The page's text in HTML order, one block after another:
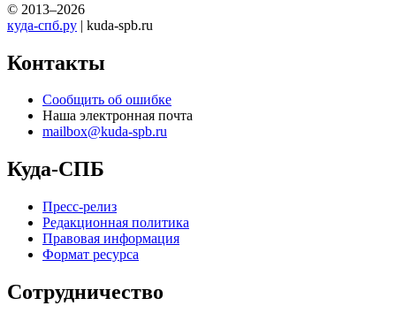
© 2013–2026
куда-спб.ру | kuda-spb.ru
Контакты
Сообщить об ошибке
Наша электронная почта
mailbox@kuda-spb.ru
Куда-СПБ
Пресс-релиз
Редакционная политика
Правовая информация
Формат ресурса
Сотрудничество